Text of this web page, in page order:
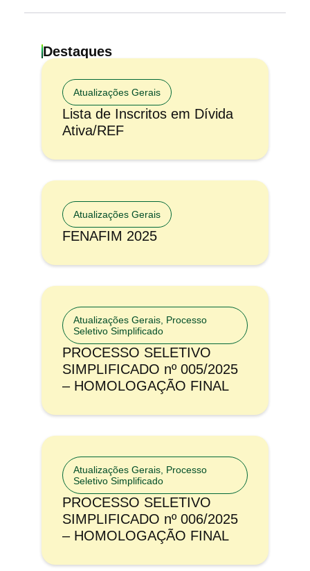
Destaques
Atualizações Gerais
Lista de Inscritos em Dívida
Ativa/REF
Atualizações Gerais
FENAFIM 2025
Atualizações Gerais Processo
Seletivo Simplificado
PROCESSO SELETIVO
SIMPLIFICADO nº 005/2025
– HOMOLOGAÇÃO FINAL
Atualizações Gerais Processo
Seletivo Simplificado
PROCESSO SELETIVO
SIMPLIFICADO nº 006/2025
– HOMOLOGAÇÃO FINAL